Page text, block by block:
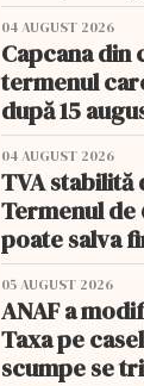
04 AUGUST 2026
Capcana din
termenul
după 15
04 AUGUST 2026
TVA stabilită
Termenul de
poate salva
05 AUGUST 2026
ANAF a
Taxa pe
scumpe se